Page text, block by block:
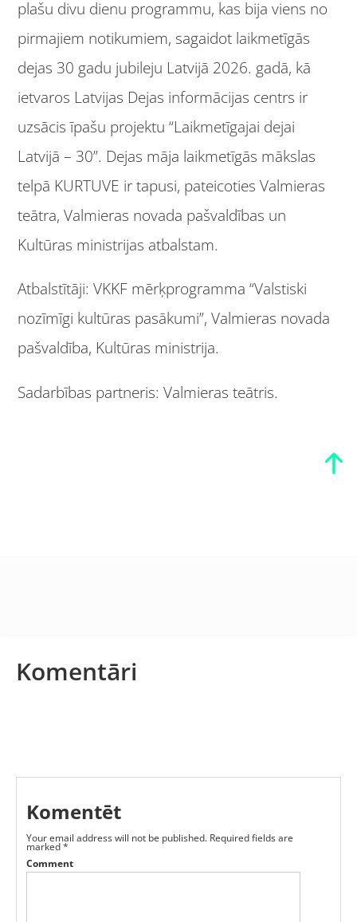
plašu divu dienu programmu, kas bija viens no
pirmajiem notikumiem, sagaidot laikmetīgās
dejas 30 gadu jubileju Latvijā 2026. gadā, kā
ietvaros Latvijas Dejas informācijas centrs ir
uzsācis īpašu projektu “Laikmetīgajai dejai
Latvijā – 30”. Dejas māja laikmetīgās mākslas
telpā KURTUVE ir tapusi, pateicoties Valmieras
teātra, Valmieras novada pašvaldības un
Kultūras ministrijas atbalstam.
Atbalstītāji: VKKF mērķprogramma “Valstiski
nozīmīgi kultūras pasākumi”, Valmieras novada
pašvaldība, Kultūras ministrija.
Sadarbības partneris: Valmieras teātris.
Komentāri
Komentēt
Your email address will not be published. Required fields are
marked*
Comment